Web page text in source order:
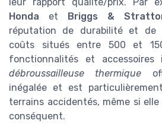
Honda et Briggs &
réputation de durabilité et de
coûts situés entre 500 et
fonctionnalités et accessoires
débroussailleuse thermique
inégalée et est
terrains accidentés, même si
conséquent.